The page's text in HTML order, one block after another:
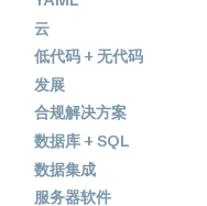
云
低代码 + 无代码
发展
合规解决方案
数据库 + SQL
数据集成
服务器软件